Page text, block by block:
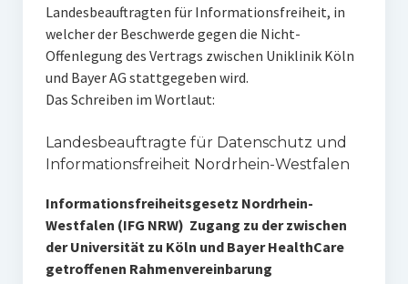
Landesbeauftragten für Informationsfreiheit, in
welcher der Beschwerde gegen die Nicht-
Offenlegung des Vertrags zwischen Uniklinik Köln
und Bayer AG stattgegeben wird.
Das Schreiben im Wortlaut:
Landesbeauftragte für Datenschutz und
Informationsfreiheit Nordrhein-Westfalen
Informationsfreiheitsgesetz Nordrhein-
Westfalen (IFG NRW)  Zugang zu der zwischen
der Universität zu Köln und Bayer HealthCare
getroffenen Rahmenvereinbarung